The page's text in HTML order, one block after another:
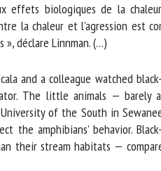
effets biologiques de la
la chaleur et l’agression est
déclare Linnman. (…)
and a colleague watched
The little animals — barely a
of the South in
amphibians’ behavior.
their stream habitats —